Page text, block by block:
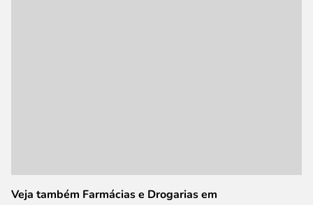
Veja também Farmácias e Drogarias em